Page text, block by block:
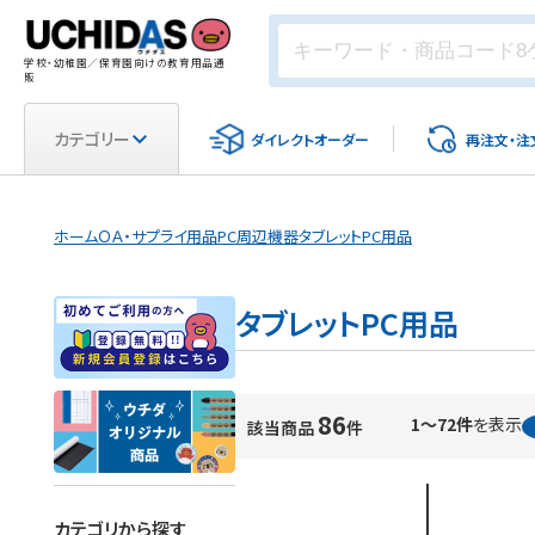
学校・幼稚園／保育園向けの教育用品通
販
カテゴリー ダイレクトオーダー 再注文・注
ホームＯＡ・サプライ用品PC周辺機器タブレットPC用品
タブレットPC用品
該当商品 86件 1～72件を表示
カテゴリから探す